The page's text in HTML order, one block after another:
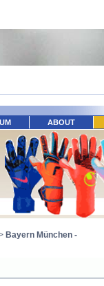
ABOUT
Bayern München -